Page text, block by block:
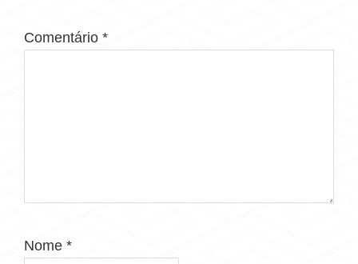
Comentário *
Nome *